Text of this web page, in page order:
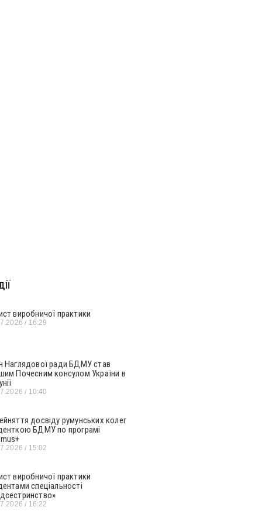
виробничої практики
16:29
Наглядової ради БДМУ став
Почесним консулом України в
10:40
досвіду румунських колег
БДМУ по програмі
15:02
виробничої практики
спеціальності
16:22